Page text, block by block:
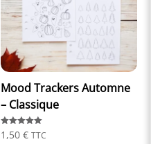
Mood Trackers Automne
– Classique
Note
5.00
1,50 € TTC